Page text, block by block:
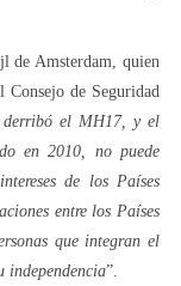
de Amsterdam, quien
de Seguridad
derribó el MH17, y el
en 2010, no puede
de los Países
entre los Países
que integran el
independencia”.